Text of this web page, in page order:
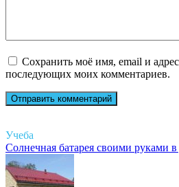
Сохранить моё имя, email и
последующих моих комментариев.
Учеба
Солнечная батарея своими руками